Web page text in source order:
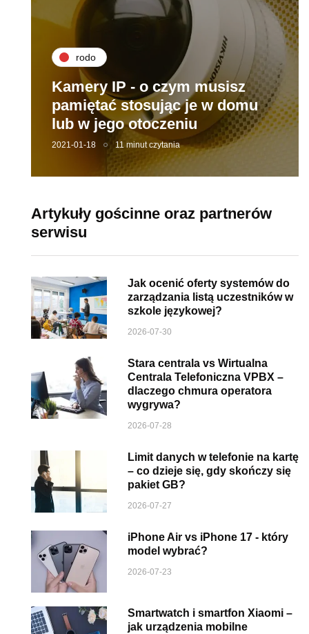
rodo
Kamery IP - o czym musisz
pamiętać stosując je w domu
lub w jego otoczeniu
2021-01-18 11 minut czytania
Artykuły gościnne oraz partnerów
serwisu
Jak ocenić oferty systemów do
zarządzania listą uczestników w
szkole językowej?
2026-07-30
Stara centrala vs Wirtualna
Centrala Telefoniczna VPBX –
dlaczego chmura operatora
wygrywa?
2026-07-28
Limit danych w telefonie na kartę
– co dzieje się, gdy skończy się
pakiet GB?
2026-07-27
iPhone Air vs iPhone 17 - który
model wybrać?
2026-07-23
Smartwatch i smartfon Xiaomi –
jak urządzenia mobilne